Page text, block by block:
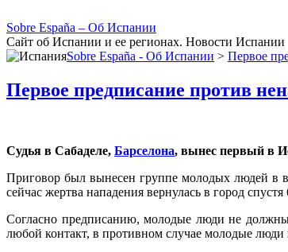
Sobre España – Об Испании
Сайт об Испании и ее регионах. Новости Испании
Sobre España - Об Испании > Первое
Первое предписание против
Судья в Сабаделе, Барселона, вынес первый в
Приговор был вынесен группе молодых людей в
сейчас жертва нападения вернулась в город спустя
Согласно предписанию, молодые люди не
любой контакт, в противном случае молодые